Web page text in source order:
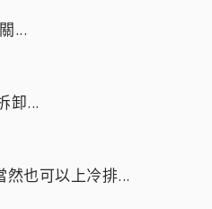
...
卸...
也可以上冷排...